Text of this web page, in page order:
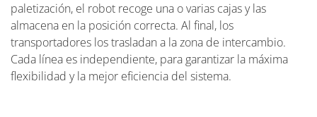
paletización, el robot recoge una o varias cajas y las
almacena en la posición correcta. Al final, los
transportadores los trasladan a la zona de intercambio.
Cada línea es independiente, para garantizar la máxima
flexibilidad y la mejor eficiencia del sistema.